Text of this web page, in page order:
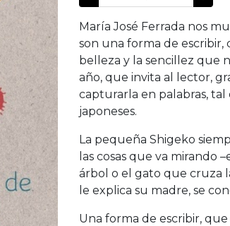
María José Ferrada nos
son una forma de escribir,
belleza y la sencillez que
año, que invita al lector,
capturarla en palabras, tal
japoneses.
La pequeña Shigeko
las cosas que va mirando
árbol o el gato que cruza
le explica su madre, se
Una forma de escribir,